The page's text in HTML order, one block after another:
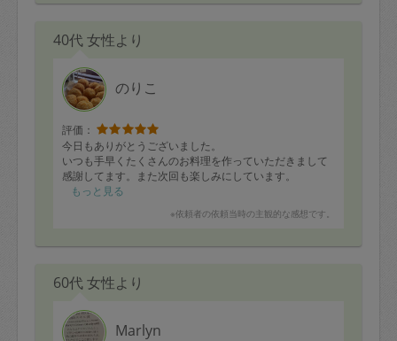
40代 女性より
のりこ
評価：
今日もありがとうございました。
いつも手早くたくさんのお料理を作っていただきまして
感謝してます。また次回も楽しみにしています。
もっと見る
※依頼者の依頼当時の主観的な感想です。
60代 女性より
Marlyn